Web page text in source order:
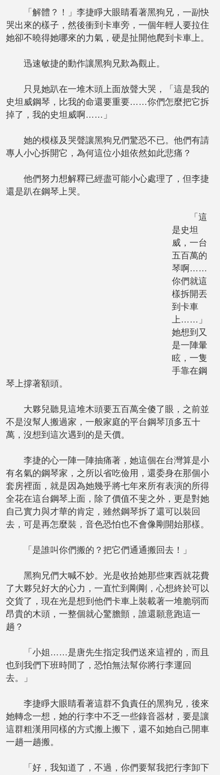
「解體？！」李捷睜大眼睛看著黑狗兄，一副快
哭出來的樣子，然後衝到卡車旁，一個年輕人要拉住
她卻不曉得她哪來的力氣，硬是扯開他爬到卡車上。
迅速敏捷的動作讓黑狗兄歎為觀止。
只見她趴在一堆木頭上面放聲大哭，「這是我的
史坦威鋼琴，比我的命還要重要……你們怎麼把它拆
掉了，我的史坦威啊……」
她的模樣及哭聲讓黑狗兄們驚恐不已。他們有請
專人小心拆開它，為何這位小姐依然如此悲痛？
他們努力想解釋已經盡可能小心處理了，但李捷
還是趴在鋼琴上哭。
「這
是史坦
威，一台
五百萬的
琴啊……
你們就這
樣拆開丟
到卡車
上……」
她想到又
是一陣暈
眩，一隻
手靠在鋼
琴上撐著額頭。
大夥兒聽見這堆木頭要五百萬全傻了眼，之前並
不是沒幫人搬過家，一般家庭的平台鋼琴頂多五十
萬，沒想到這次遇到的是天價。
李捷的心一陣一陣抽痛著，她這個在台灣算是小
有名氣的鋼琴家，之所以省吃儉用，還委身在那個小
套房裡面，就是因為她幾乎將七年來所有表演的所得
全花在這台鋼琴上面，除了價值不斐之外，更是對她
自己實力與才華的肯定，雖然鋼琴拆了還可以裝回
去，可是再怎麼裝，音色恐怕也不會像剛開始那樣。
「是誰叫你們搬的？把它們通通搬回去！」
黑狗兄們大喊不妙。光是收拾她那些東西就花費
了大夥兒好大的心力，一直忙到剛剛，心想終於可以
交貨了，現在光是想到他們卡車上裝載著一堆脆弱而
昂貴的木頭，一整個就心驚膽顫，誰還願意跑這一
趟？
「小姐……是唐先生指定我們送來這裡的，而且
也到我們下班時間了，恐怕無法幫你將行李運回
去。」
李捷睜大眼睛看著這群不負責任的黑狗兄，後來
她轉念一想，她的行李中不乏一些錄音器材，要是讓
這群粗漢用同樣的方式搬上搬下，還不如她自己開車
一趟一趟搬。
「好，我知道了，不過，你們要幫我把行李卸下